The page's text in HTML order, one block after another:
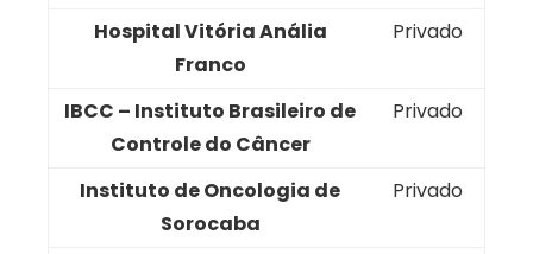
Hospital Vitória Anália
Franco
Privado
IBCC – Instituto Brasileiro de
Controle do Câncer
Privado
Instituto de Oncologia de
Sorocaba
Privado